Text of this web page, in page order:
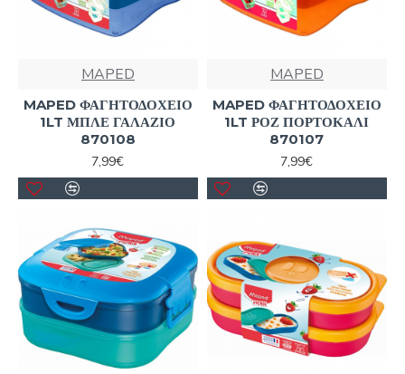
MAPED
MAPED ΦΑΓΗΤΟΔΟΧΕΙΟ
1LT ΜΠΛΕ ΓΑΛΑΖΙΟ
870108
7,99€
MAPED
MAPED ΦΑΓΗΤΟΔΟΧΕΙΟ
1LT ΡΟΖ ΠΟΡΤΟΚΑΛΙ
870107
7,99€